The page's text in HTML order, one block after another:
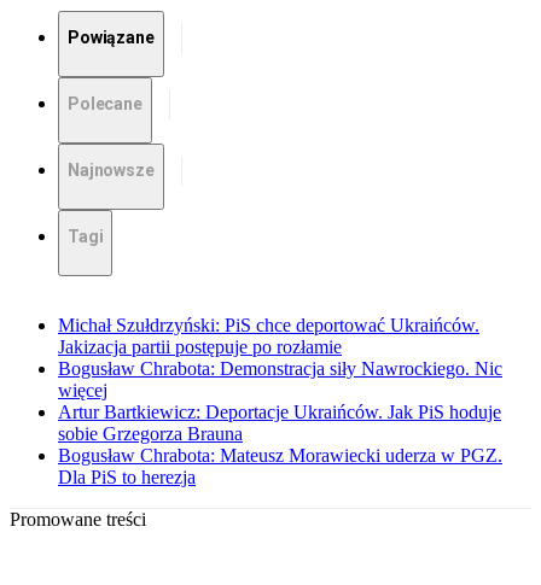
Powiązane
Polecane
Najnowsze
Tagi
Michał Szułdrzyński: PiS chce deportować Ukraińców.
Jakizacja partii postępuje po rozłamie
Bogusław Chrabota: Demonstracja siły Nawrockiego. Nic
więcej
Artur Bartkiewicz: Deportacje Ukraińców. Jak PiS hoduje
sobie Grzegorza Brauna
Bogusław Chrabota: Mateusz Morawiecki uderza w PGZ.
Dla PiS to herezja
Promowane treści